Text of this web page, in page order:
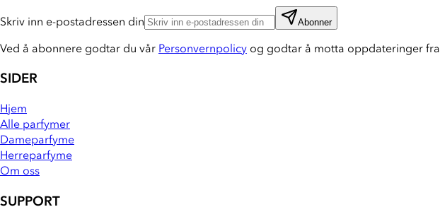
Skriv inn e-postadressen din Abonner
Ved å abonnere godtar du vår Personvernpolicy og godtar å motta oppdateringer fra
SIDER
Hjem
Alle parfymer
Dameparfyme
Herreparfyme
Om oss
SUPPORT